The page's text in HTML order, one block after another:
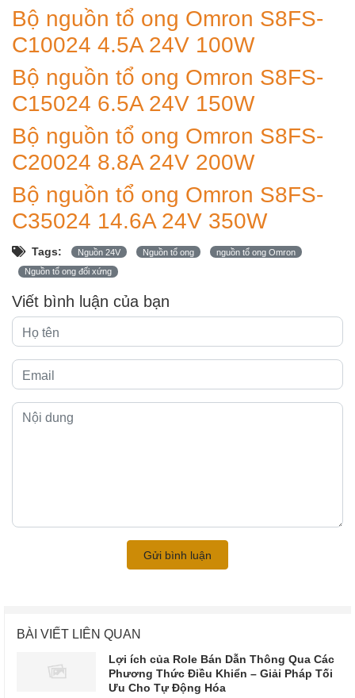
Bộ nguồn tổ ong Omron S8FS-
C10024 4.5A 24V 100W
Bộ nguồn tổ ong Omron S8FS-
C15024 6.5A 24V 150W
Bộ nguồn tổ ong Omron S8FS-
C20024 8.8A 24V 200W
Bộ nguồn tổ ong Omron S8FS-
C35024 14.6A 24V 350W
Tags: Nguồn 24V Nguồn tổ ong nguồn tổ ong Omron
Nguồn tổ ong đối xứng
Viết bình luận của bạn
Gửi bình luận
BÀI VIẾT LIÊN QUAN
Lợi ích của Role Bán Dẫn Thông Qua Các
Phương Thức Điều Khiển – Giải Pháp Tối
Ưu Cho Tự Động Hóa